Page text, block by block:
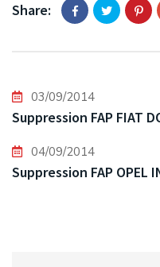
Share:
03/09/2014
Suppression FAP FIAT
04/09/2014
Suppression FAP OPEL